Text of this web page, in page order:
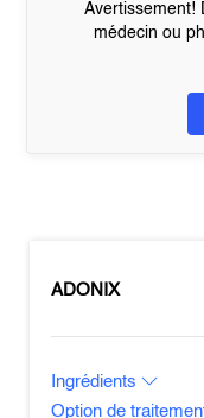
Avertissement!
médecin ou
ADONIX
Ingrédients
Option de